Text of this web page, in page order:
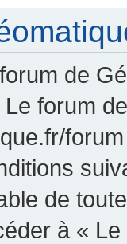
de
forum
de
à «